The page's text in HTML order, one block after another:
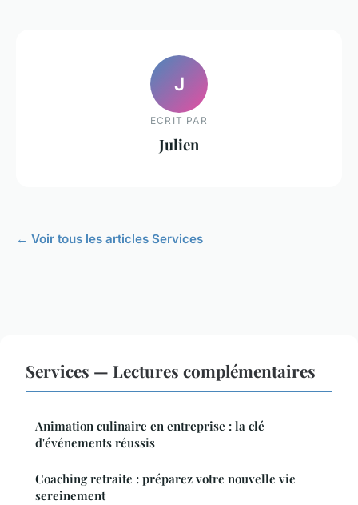
J
ECRIT PAR
Julien
← Voir tous les articles Services
Services — Lectures complémentaires
Animation culinaire en entreprise : la clé
d'événements réussis
Coaching retraite : préparez votre nouvelle vie
sereinement